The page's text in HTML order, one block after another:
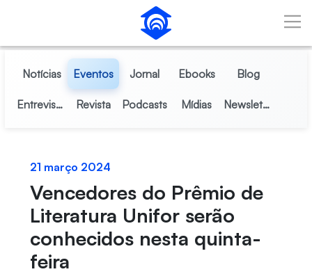
Pular para o Conteúdo principal
Notícias Eventos Jornal Ebooks Blog
Entrevistas Revista Podcasts Mídias Newsletter
21 março 2024
Vencedores do Prêmio de
Literatura Unifor serão
conhecidos nesta quinta-
feira